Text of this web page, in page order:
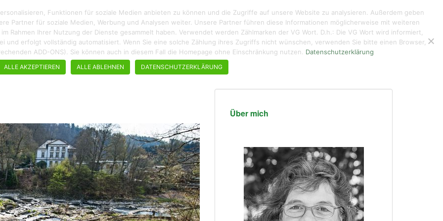
ROADTRIPS WANDERN STÄDTEBUMMEL REZEPTE KUNTERBUNTES ÜBER MICH DE/EN KONTAKT
Über mich
Funktionen für soziale Medien anbieten zu können und die Zugriffe auf unsere Website zu analysieren. Außerdem geben
Partner für soziale Medien, Werbung und Analysen weiter. Unsere Partner führen diese Informationen möglicherweise mit weiteren
Rahmen Ihrer Nutzung der Dienste gesammelt haben. Verwendet werden Zählmarken der VG Wort. D.h.: Die VG Wort wird informiert,
erfolgt vollständig automatisiert. Wenn Sie eine solche Zählung ihres Zugriffs nicht wünschen, verwenden Sie bitte einen Browser,
ADD-ONS). Sie können auch in diesem Fall die Homepage ohne Einschränkung nutzen. Datenschutzerklärung
ALLE AKZEPTIEREN ALLE ABLEHNEN DATENSCHUTZERKLÄRUNG